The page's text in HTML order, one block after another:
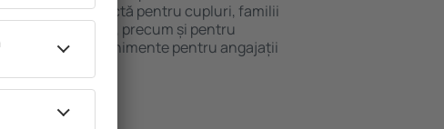
o alegere perfectă pentru cupluri, familii
de afaceri, precum și pentru
organizeze evenimente pentru angajații